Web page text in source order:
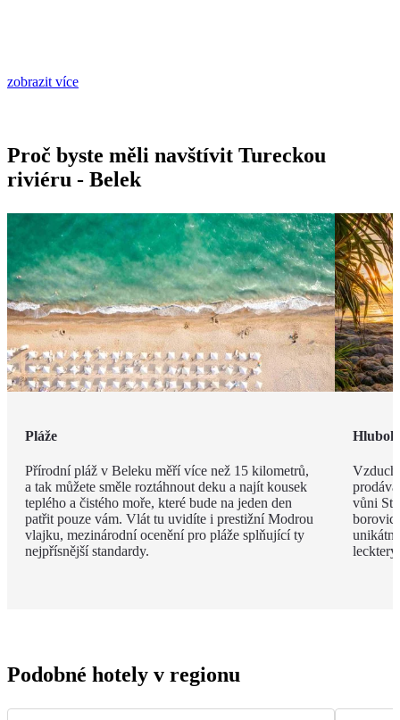
zobrazit více
Proč byste měli navštívit Tureckou
riviéru - Belek
Pláže
Přírodní pláž v Beleku měří více než 15 kilometrů,
a tak můžete směle roztáhnout deku a najít kousek
teplého a čistého moře, které bude na jeden den
patřit pouze vám. Vlát tu uvidíte i prestižní Modrou
vlajku, mezinárodní ocenění pro pláže splňující ty
nejpřísnější standardy.
Vzduch
vůni
borovic
Podobné hotely v regionu